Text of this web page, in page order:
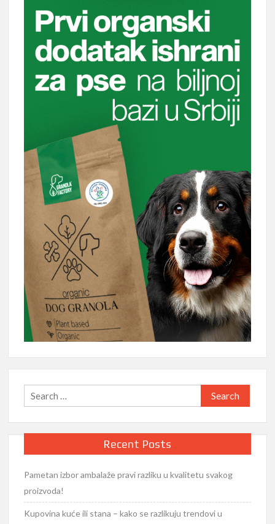
Search
for:
Recent Posts
Pametan izbor ambalaže pravi razliku u kvalitetu svakog
proizvoda!
Kupovina kuće ili stana – kako se razlikuju trendovi u